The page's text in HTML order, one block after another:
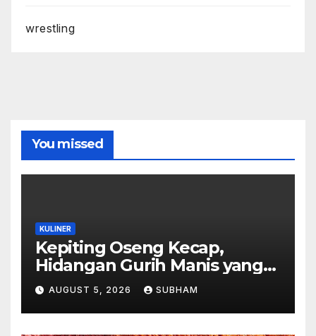
wrestling
You missed
KULINER
Kepiting Oseng Kecap,
Hidangan Gurih Manis yang
Selalu Menggugah Selera di
Setiap Suapan
AUGUST 5, 2026 SUBHAM